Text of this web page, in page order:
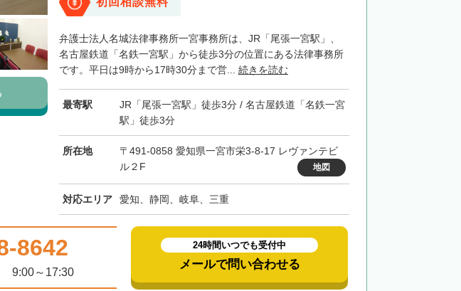
弁護士法人名城法律事務所一宮事務所は、JR「尾張一宮駅」、
名古屋鉄道「名鉄一宮駅」から徒歩3分の位置にある法律事務所
です。平日は9時から17時30分まで営... 続きを読む
最寄駅
JR「尾張一宮駅」徒歩3分 / 名古屋鉄道「名鉄一宮
駅」徒歩3分
所在地
〒491-0858 愛知県一宮市栄3-8-17 レヴァンテビ
ル２F
地図
対応エリア 愛知、静岡、岐阜、三重
8642
9:00～17:30
24時間いつでも受付中
メールで問い合わせる